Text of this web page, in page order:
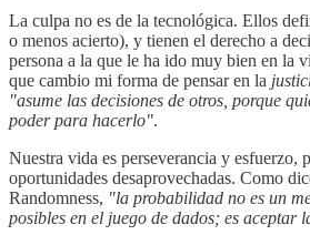
La culpa no es de la tecnológica. Ellos
o menos acierto), y tienen el derecho a
persona a la que le ha ido muy bien en la
que cambio mi forma de pensar en la
"asume las decisiones de otros, porque
poder para hacerlo".
Nuestra vida es perseverancia y esfuerzo,
oportunidades desaprovechadas. Como
Randomness, "la probabilidad no es un
posibles en el juego de dados; es aceptar